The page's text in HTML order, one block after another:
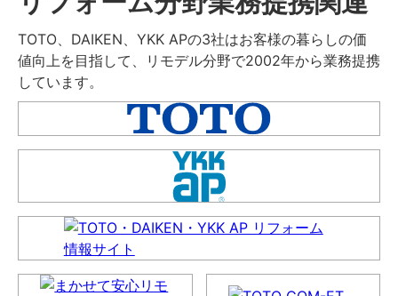
TOTO、DAIKEN、YKK APの3社はお客様の暮らしの価
値向上を目指して、リモデル分野で2002年から業務提携
しています。